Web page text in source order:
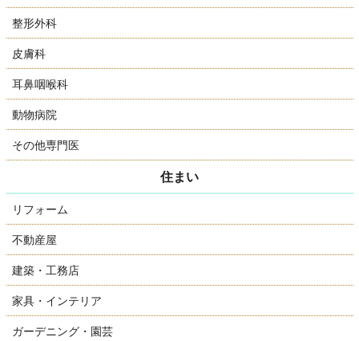
整形外科
皮膚科
耳鼻咽喉科
動物病院
その他専門医
住まい
リフォーム
不動産屋
建築・工務店
家具・インテリア
ガーデニング・園芸